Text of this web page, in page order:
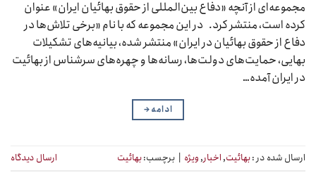
مجموعه‌ای از آنچه «دفاع بین‌المللی از حقوق بهائیان ایران» عنوان
کرده است، منتشر کرد. در این مجموعه که با نام «برخی تلاش‌ها در
دفاع از حقوق بهائیان در ایران» منتشر شده، بیانیه‌های تشکیلات
بهایی، حمایت‌های دولت‌ها، رسانه‌ها و چهره‌های سرشناس از بهائیت
در ایران آمده…
ادامه→
ارسال شده در :بهائیت,اخبار,ویژه برچسب:بهائیت ارسال دیدگاه